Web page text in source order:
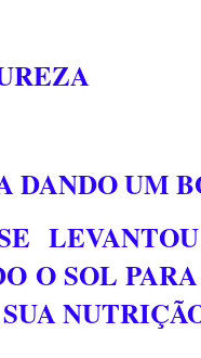
DANDO UM
O SOL